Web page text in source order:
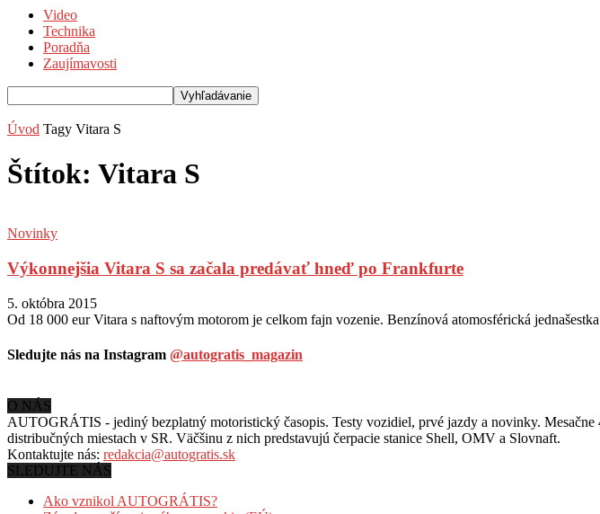
Video
Technika
Poradňa
Zaujímavosti
Úvod Tagy Vitara S
Štítok: Vitara S
Novinky
Výkonnejšia Vitara S sa začala predávať hneď po Frankfurte
5. októbra 2015
Od 18 000 eur Vitara s naftovým motorom je celkom fajn vozenie. Benzínová atomosférická
Sledujte nás na Instagram @autogratis_magazin
O NÁS
AUTOGRÁTIS - jediný bezplatný motoristický časopis. Testy vozidiel, prvé jazdy a novinky. Mesačne
distribučných miestach v SR. Väčšinu z nich predstavujú čerpacie stanice Shell, OMV a Slovnaft.
Kontaktujte nás: redakcia@autogratis.sk
SLEDUJTE NÁS
Ako vznikol AUTOGRÁTIS?